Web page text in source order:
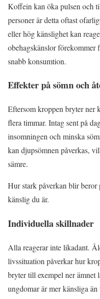
Koffein kan öka pulsen och
personer är detta oftast
eller hög känslighet kan
obehagskänslor
snabb konsumtion.
Effekter på sömn och
Eftersom kroppen bryter ner
flera timmar. Intag sent på
insomningen och minska
kan djupsömnen påverkas,
sämre.
Hur stark påverkan blir beror
känslig du är.
Individuella skillnader
Alla reagerar inte likadant.
livssituation påverkar hur
bryter till exempel ner ämnet
ungdomar är mer känsliga än